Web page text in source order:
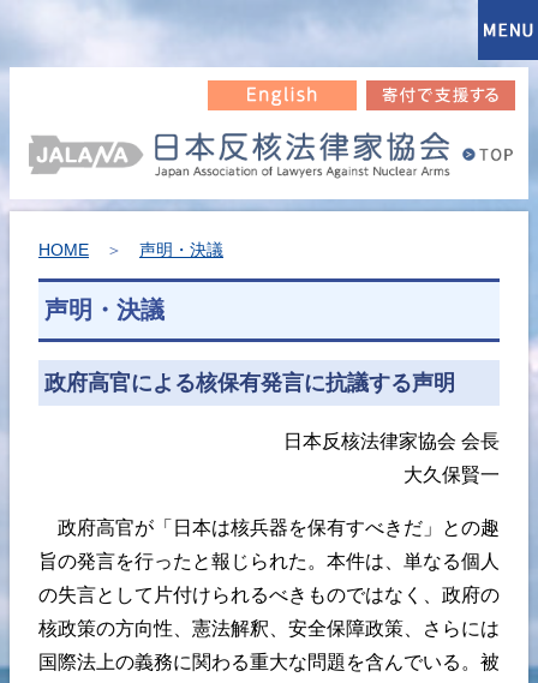
HOME ＞ 声明・決議
声明・決議
政府高官による核保有発言に抗議する声明
日本反核法律家協会 会長
大久保賢一
政府高官が「日本は核兵器を保有すべきだ」との趣
旨の発言を行ったと報じられた。本件は、単なる個人
の失言として片付けられるべきものではなく、政府の
核政策の方向性、憲法解釈、安全保障政策、さらには
国際法上の義務に関わる重大な問題を含んでいる。被